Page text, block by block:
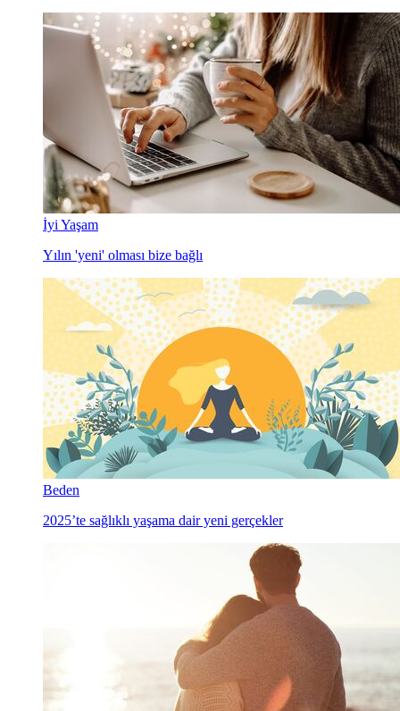
İyi Yaşam
Yılın 'yeni' olması bize bağlı
Beden
2025’te sağlıklı yaşama dair yeni gerçekler